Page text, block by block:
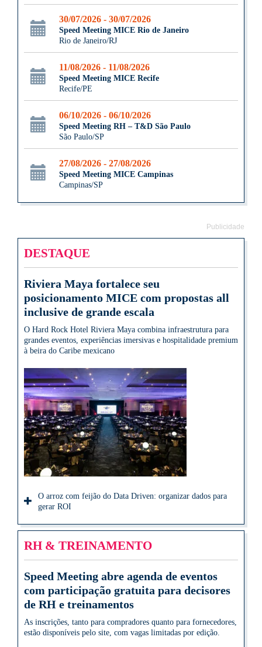
30/07/2026 - 30/07/2026
Speed Meeting MICE Rio de Janeiro
Rio de Janeiro/RJ
11/08/2026 - 11/08/2026
Speed Meeting MICE Recife
Recife/PE
06/10/2026 - 06/10/2026
Speed Meeting RH – T&D São Paulo
São Paulo/SP
27/08/2026 - 27/08/2026
Speed Meeting MICE Campinas
Campinas/SP
Publicidade
DESTAQUE
Riviera Maya fortalece seu
posicionamento MICE com propostas all
inclusive de grande escala
O Hard Rock Hotel Riviera Maya combina infraestrutura para
grandes eventos, experiências imersivas e hospitalidade premium
à beira do Caribe mexicano
O arroz com feijão do Data Driven: organizar dados para
gerar ROI
RH & TREINAMENTO
Speed Meeting abre agenda de eventos
com participação gratuita para decisores
de RH e treinamentos
As inscrições, tanto para compradores quanto para fornecedores,
estão disponíveis pelo site, com vagas limitadas por edição.